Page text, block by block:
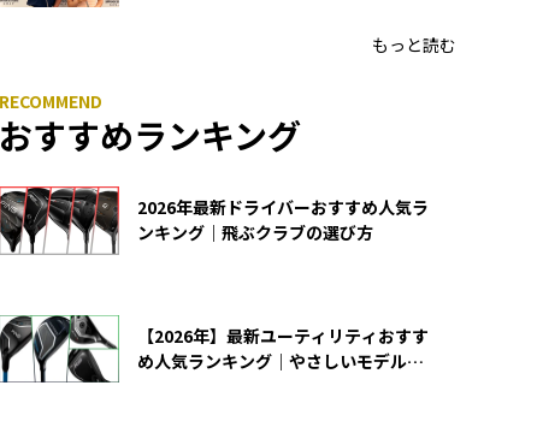
もっと読む
おすすめランキング
2026年最新ドライバーおすすめ人気ラ
ンキング｜飛ぶクラブの選び方
【2026年】最新ユーティリティおすす
め人気ランキング｜やさしいモデルの